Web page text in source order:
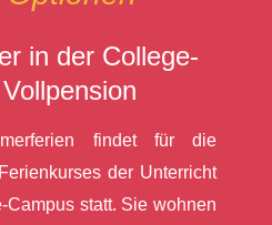
in der College-
findet für die
der Unterricht
statt. Sie wohnen